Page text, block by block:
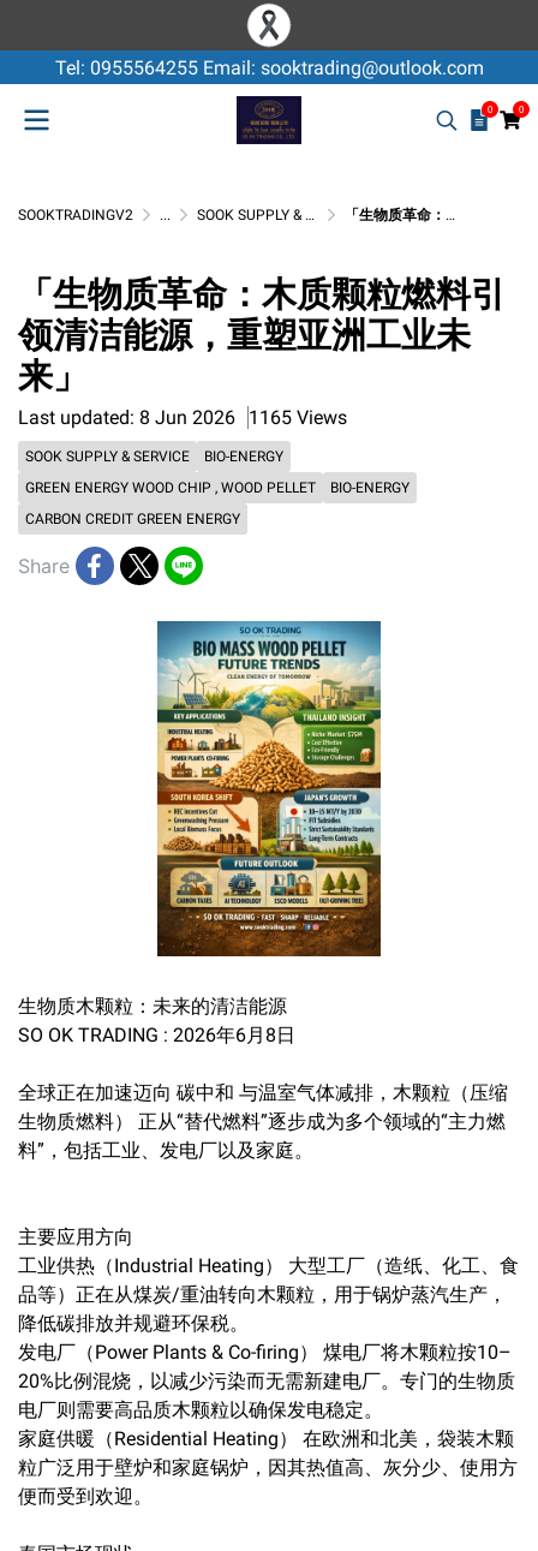
Tel: 0955564255 Email: sooktrading@outlook.com
0 0
SOOKTRADINGV2 ... SOOK SUPPLY & SERVICE 「生物质革命：木质颗粒燃料引领清洁能源，重塑亚洲工业未来」
「生物质革命：木质颗粒燃料引
领清洁能源，重塑亚洲工业未
来」
Last updated: 8 Jun 2026 1165 Views
SOOK SUPPLY & SERVICE
BIO-ENERGY
GREEN ENERGY WOOD CHIP , WOOD PELLET
BIO-ENERGY
CARBON CREDIT GREEN ENERGY
Share
生物质木颗粒：未来的清洁能源
SO OK TRADING : 2026年6月8日
全球正在加速迈向 碳中和 与温室气体减排，木颗粒（压缩
生物质燃料） 正从“替代燃料”逐步成为多个领域的“主力燃
料”，包括工业、发电厂以及家庭。
主要应用方向
工业供热（Industrial Heating） 大型工厂（造纸、化工、食
品等）正在从煤炭/重油转向木颗粒，用于锅炉蒸汽生产，
降低碳排放并规避环保税。
发电厂（Power Plants & Co-firing） 煤电厂将木颗粒按10–
20%比例混烧，以减少污染而无需新建电厂。专门的生物质
电厂则需要高品质木颗粒以确保发电稳定。
家庭供暖（Residential Heating） 在欧洲和北美，袋装木颗
粒广泛用于壁炉和家庭锅炉，因其热值高、灰分少、使用方
便而受到欢迎。